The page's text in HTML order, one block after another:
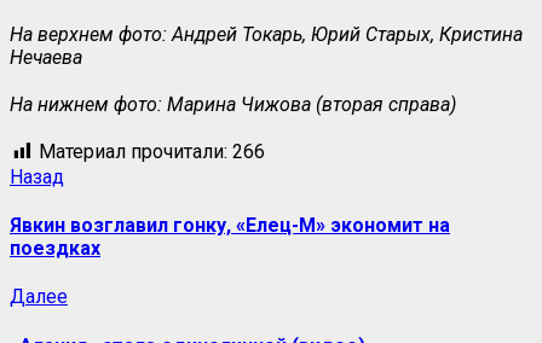
На верхнем фото: Андрей Токарь, Юрий Старых, Кристина
Нечаева
На нижнем фото: Марина Чижова (вторая справа)
Материал прочитали: 266
Навигация
записи
Назад
Явкин возглавил гонку, «Елец-М» экономит на
поездках
ДалееСледующая